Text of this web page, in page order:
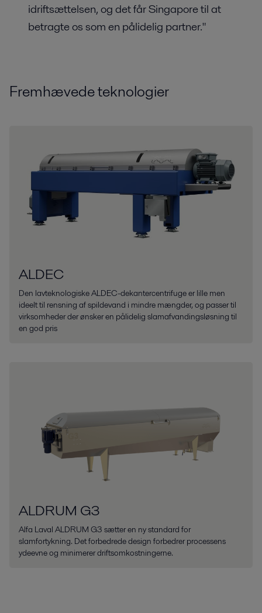
idriftsættelsen, og det får Singapore til at
betragte os som en pålidelig partner."
Fremhævede teknologier
ALDEC
Den lavteknologiske ALDEC-dekantercentrifuge er lille men
ideelt til rensning af spildevand i mindre mængder, og passer til
virksomheder der ønsker en pålidelig slamafvandingsløsning til
en god pris
ALDRUM G3
Alfa Laval ALDRUM G3 sætter en ny standard for
slamfortykning. Det forbedrede design forbedrer processens
ydeevne og minimerer driftsomkostningerne.